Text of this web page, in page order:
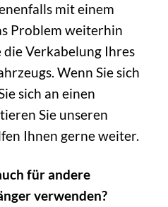
mit einem
Problem weiterhin
Verkabelung Ihres
Wenn Sie sich
sich an einen
Sie unseren
Ihnen gerne weiter.
für andere
verwenden?